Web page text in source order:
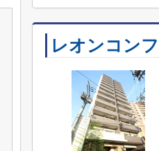
レオンコン